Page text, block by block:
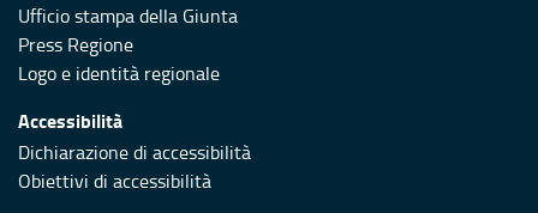
Ufficio stampa della Giunta
Press Regione
Logo e identità regionale
Accessibilità
Dichiarazione di accessibilità
Obiettivi di accessibilità